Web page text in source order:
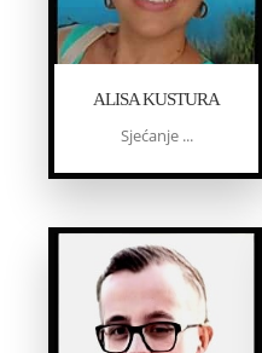
ALISA KUSTURA
Sjećanje ...